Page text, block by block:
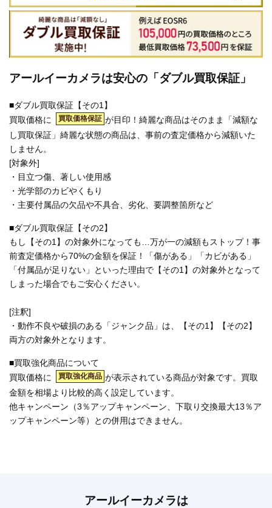
アールイーカメラは安心の「ダブル買取保証」
■ダブル買取保証【その1】
買取価格に
買取価格保証 が目印！綺麗な商品はそのまま「減額な
し買取保証」綺麗な状態の商品は、事前の査定価格から減額いた
しません。
[対象外]
・目立つ傷、著しい使用感
・光学部のカビやくもり
・主要付属品の欠品や不具合、劣化、要調整箇所など
■ダブル買取保証【その2】
もし【その1】の対象外になっても…万が一の減額もストップ！事
前査定価格から70%の金額を保証！「傷がある」「カビがある」
「付属品が足りない」といった理由で【その1】の対象外となって
しまった場合でもご安心ください。
[注釈]
・動作不良や破損のある「ジャンク品」は、【その1】【その2】
両方の対象外となります。
■買取強化商品について
買取価格に
買取強化商品 が表示されている商品が対象です。買取
金額を相場より比較的高く設定しています。
他キャンペーン（3％アップキャンペーン、下取り交換最大13％ア
ップキャンペーン等）との併用はできません。
アールイーカメラは